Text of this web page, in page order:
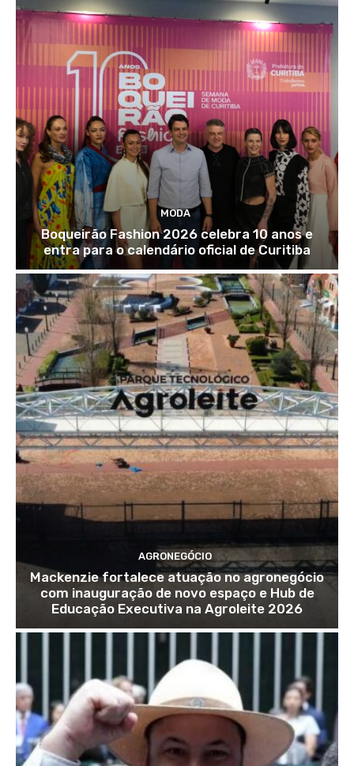
MODA
Boqueirão Fashion 2026 celebra 10 anos e
entra para o calendário oficial de Curitiba
AGRONEGÓCIO
Mackenzie fortalece atuação no agronegócio
com inauguração de novo espaço e Hub de
Educação Executiva na Agroleite 2026